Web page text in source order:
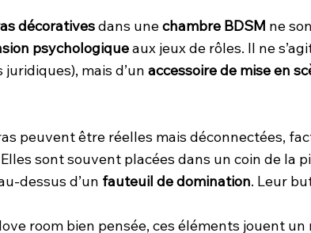
décorativesdans unechambre BDSM ne
psychologiqueaux jeux de rôles. Il ne
mais d’un accessoire de mise en
peuvent être réelles mais déconnectées,
sont souvent placées dans un coin de la
dessus d’un fauteuil de domination. Leur
room bien pensée, ces éléments jouent un